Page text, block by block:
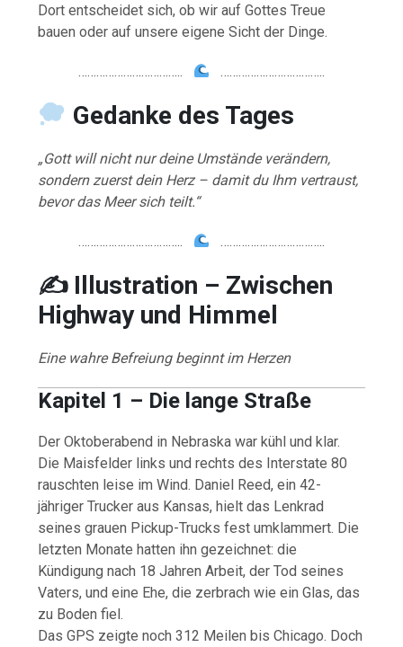
Dort entscheidet sich, ob wir auf Gottes Treue
bauen oder auf unsere eigene Sicht der Dinge.
…………………………….. ……………………………..
Gedanke des Tages
„Gott will nicht nur deine Umstände verändern,
sondern zuerst dein Herz – damit du Ihm vertraust,
bevor das Meer sich teilt.“
…………………………….. ……………………………..
✍️ Illustration – Zwischen
Highway und Himmel
Eine wahre Befreiung beginnt im Herzen
Kapitel 1 – Die lange Straße
Der Oktoberabend in Nebraska war kühl und klar.
Die Maisfelder links und rechts des Interstate 80
rauschten leise im Wind. Daniel Reed, ein 42-
jähriger Trucker aus Kansas, hielt das Lenkrad
seines grauen Pickup-Trucks fest umklammert. Die
letzten Monate hatten ihn gezeichnet: die
Kündigung nach 18 Jahren Arbeit, der Tod seines
Vaters, und eine Ehe, die zerbrach wie ein Glas, das
zu Boden fiel.
Das GPS zeigte noch 312 Meilen bis Chicago. Doch